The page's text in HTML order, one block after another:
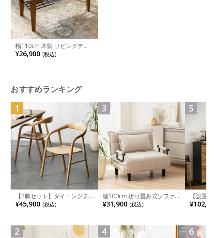
幅110cm 木製 リビングテー
ブル アンティーク風 棚付き
ミンディ 天然木 ソファーテ
¥26,900 (税込)
おすすめランキング
1
【2脚セット】ダイニングチ
ェア 木製 LUGA 肘付き チェ
ア 天然木 リビング椅子 板座
ュラル ブラウン 完成品
¥45,900 (税込)
2
3
幅100cm 折り畳み式ソファ
ベッド コンパクト リクライ
ニング カウチスタイル 省ス
¥31,900 (税込)
4
5
【設置
チンカウ
板 引き出
れ ウッデ
ル グレー
6